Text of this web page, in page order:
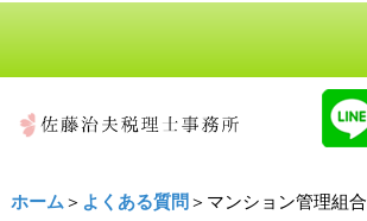
ホーム ＞ よくある質問 ＞マンション管理組合